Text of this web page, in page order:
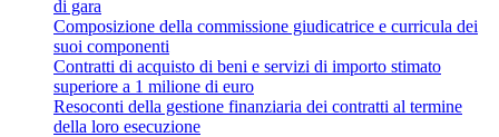
di gara
Composizione della commissione giudicatrice e curricula dei
suoi componenti
Contratti di acquisto di beni e servizi di importo stimato
superiore a 1 milione di euro
Resoconti della gestione finanziaria dei contratti al termine
della loro esecuzione